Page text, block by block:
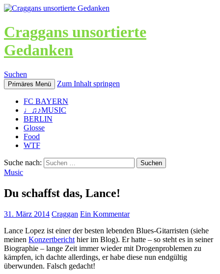
Craggans unsortierte
Gedanken
Suchen
Primäres Menü Zum Inhalt springen
FC BAYERN
♩♫♪MUSIC
BERLIN
Glosse
Food
WTF
Suche nach:
Music
Du schaffst das, Lance!
31. März 2014 Craggan Ein Kommentar
Lance Lopez ist einer der besten lebenden Blues-Gitarristen (siehe
meinen Konzertbericht hier im Blog). Er hatte – so steht es in seiner
Biographie – lange Zeit immer wieder mit Drogenproblemen zu
kämpfen, ich dachte allerdings, er habe diese nun endgültig
überwunden. Falsch gedacht!